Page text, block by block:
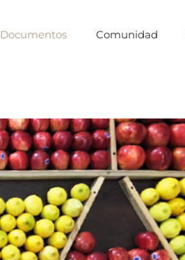
Documentos Comunidad